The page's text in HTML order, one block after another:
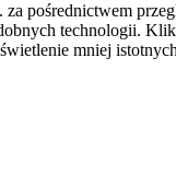
pośrednictwem
technologii.
mniej